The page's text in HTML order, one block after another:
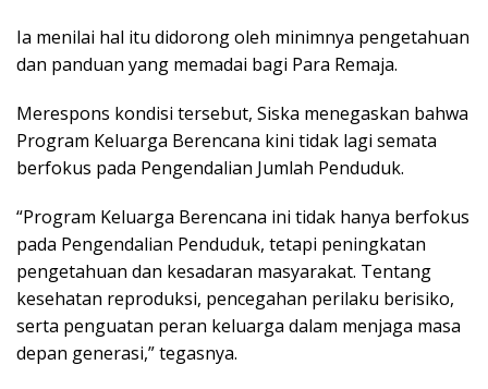
Ia menilai hal itu didorong oleh minimnya pengetahuan
dan panduan yang memadai bagi Para Remaja.
Merespons kondisi tersebut, Siska menegaskan bahwa
Program Keluarga Berencana kini tidak lagi semata
berfokus pada Pengendalian Jumlah Penduduk.
“Program Keluarga Berencana ini tidak hanya berfokus
pada Pengendalian Penduduk, tetapi peningkatan
pengetahuan dan kesadaran masyarakat. Tentang
kesehatan reproduksi, pencegahan perilaku berisiko,
serta penguatan peran keluarga dalam menjaga masa
depan generasi,” tegasnya.